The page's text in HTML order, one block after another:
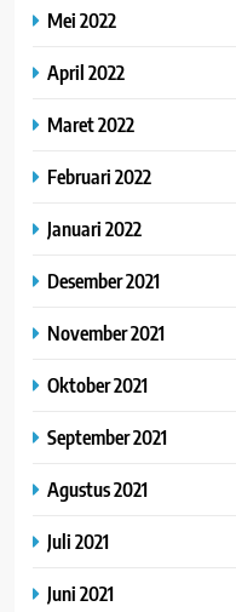
Mei 2022
April 2022
Maret 2022
Februari 2022
Januari 2022
Desember 2021
November 2021
Oktober 2021
September 2021
Agustus 2021
Juli 2021
Juni 2021